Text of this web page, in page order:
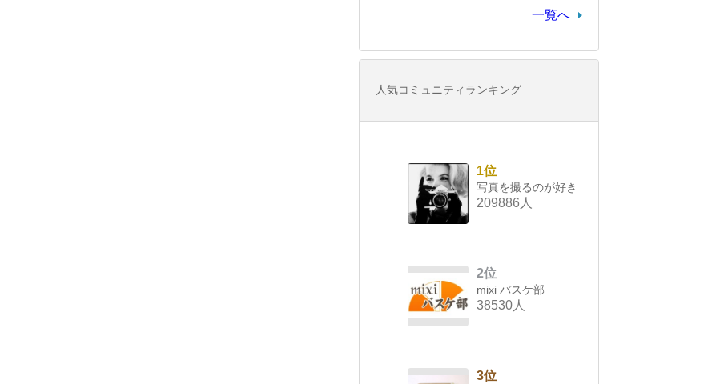
一覧へ
人気コミュニティランキング
1位
写真を撮るのが好き
209886人
2位
mixi バスケ部
38530人
3位